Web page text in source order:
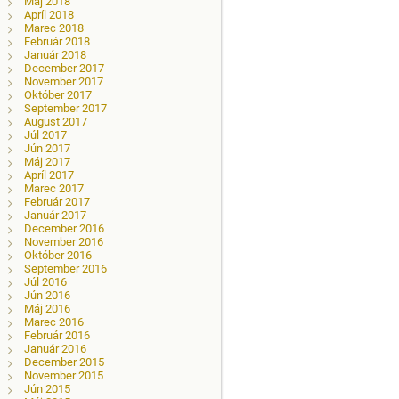
Apríl 2018
Marec 2018
Február 2018
Január 2018
December 2017
November 2017
Október 2017
September 2017
August 2017
Júl 2017
Jún 2017
Máj 2017
Apríl 2017
Marec 2017
Február 2017
Január 2017
December 2016
November 2016
Október 2016
September 2016
Júl 2016
Jún 2016
Máj 2016
Marec 2016
Február 2016
Január 2016
December 2015
November 2015
Jún 2015